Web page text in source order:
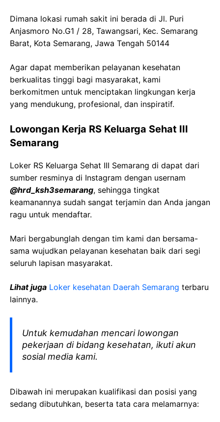
Dimana lokasi rumah sakit ini berada di Jl. Puri
Anjasmoro No.G1 / 28, Tawangsari, Kec. Semarang
Barat, Kota Semarang, Jawa Tengah 50144
Agar dapat memberikan pelayanan kesehatan
berkualitas tinggi bagi masyarakat, kami
berkomitmen untuk menciptakan lingkungan kerja
yang mendukung, profesional, dan inspiratif.
Lowongan Kerja RS Keluarga Sehat III
Semarang
Loker RS Keluarga Sehat III Semarang di dapat dari
sumber resminya di Instagram dengan usernam
@hrd_ksh3semarang, sehingga tingkat
keamanannya sudah sangat terjamin dan Anda jangan
ragu untuk mendaftar.
Mari bergabunglah dengan tim kami dan bersama-
sama wujudkan pelayanan kesehatan baik dari segi
seluruh lapisan masyarakat.
Lihat juga Loker kesehatan Daerah Semarang terbaru
lainnya.
Untuk kemudahan mencari lowongan
pekerjaan di bidang kesehatan, ikuti akun
sosial media kami.
Dibawah ini merupakan kualifikasi dan posisi yang
sedang dibutuhkan, beserta tata cara melamarnya: